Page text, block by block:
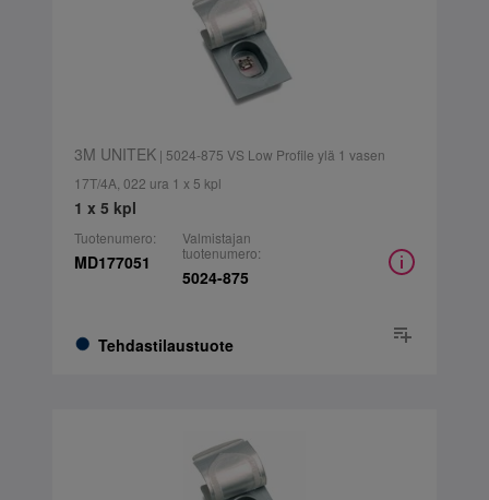
3M UNITEK| 5024-875 VS Low Profile ylä 1 vasen
17T/4A, 022 ura 1 x 5 kpl
1 x 5 kpl
Tuotenumero:
MD177051
Tehdastilaustuote
Valmistajan
tuotenumero:
5024-875